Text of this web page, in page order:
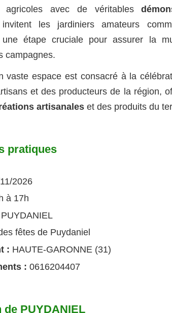
agricoles avec de véritables
invitent les jardiniers amateurs
une étape cruciale pour assurer la
campagnes.
vaste espace est consacré à la
et des producteurs de la région,
artisanales et des produits du
pratiques
2026
à 17h
PUYDANIEL
fêtes de Puydaniel
: HAUTE-GARONNE (31)
: 0616204407
PUYDANIEL